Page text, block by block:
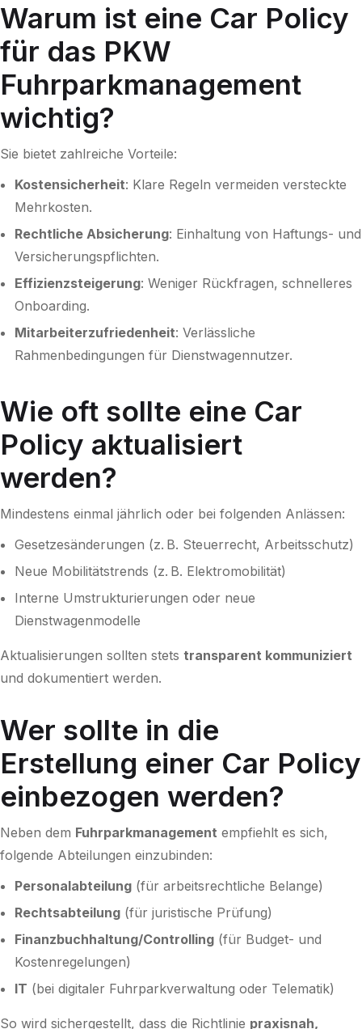
Warum ist eine Car Policy
für das PKW
Fuhrparkmanagement
wichtig?
Sie bietet zahlreiche Vorteile:
Kostensicherheit: Klare Regeln vermeiden versteckte
Mehrkosten.
Rechtliche Absicherung: Einhaltung von Haftungs- und
Versicherungspflichten.
Effizienzsteigerung: Weniger Rückfragen, schnelleres
Onboarding.
Mitarbeiterzufriedenheit: Verlässliche
Rahmenbedingungen für Dienstwagennutzer.
Wie oft sollte eine Car
Policy aktualisiert
werden?
Mindestens einmal jährlich oder bei folgenden Anlässen:
Gesetzesänderungen (z. B. Steuerrecht, Arbeitsschutz)
Neue Mobilitätstrends (z. B. Elektromobilität)
Interne Umstrukturierungen oder neue
Dienstwagenmodelle
Aktualisierungen sollten stets transparent kommuniziert
und dokumentiert werden.
Wer sollte in die
Erstellung einer Car Policy
einbezogen werden?
Neben dem Fuhrparkmanagement empfiehlt es sich,
folgende Abteilungen einzubinden:
Personalabteilung (für arbeitsrechtliche Belange)
Rechtsabteilung (für juristische Prüfung)
Finanzbuchhaltung/Controlling (für Budget- und
Kostenregelungen)
IT (bei digitaler Fuhrparkverwaltung oder Telematik)
So wird sichergestellt, dass die Richtlinie praxisnah,